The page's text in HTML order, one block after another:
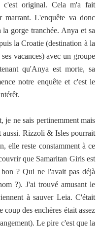
c'est original. Cela m'a fait
marrant. L'enquête va donc
gorge tranchée. Anya et sa
la Croatie (destination à la
vacances) avec un groupe
qu'Anya est morte, sa
notre enquête et c'est le
je ne sais pertinemment mais
aussi. Rizzoli & Isles pourrait
elle reste constamment à ce
que Samaritan Girls est
? Qui ne l'avait pas déjà
?). J'ai trouvé amusant le
à sauver Leia. C'était
des enchères était assez
Le pire c'est que la